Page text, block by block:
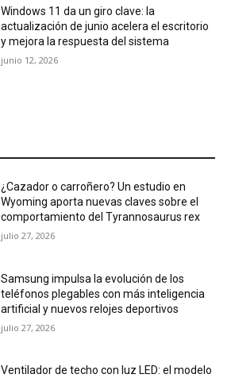
Windows 11 da un giro clave: la
actualización de junio acelera el escritorio
y mejora la respuesta del sistema
junio 12, 2026
¿Cazador o carroñero? Un estudio en
Wyoming aporta nuevas claves sobre el
comportamiento del Tyrannosaurus rex
julio 27, 2026
Samsung impulsa la evolución de los
teléfonos plegables con más inteligencia
artificial y nuevos relojes deportivos
julio 27, 2026
Ventilador de techo con luz LED: el modelo